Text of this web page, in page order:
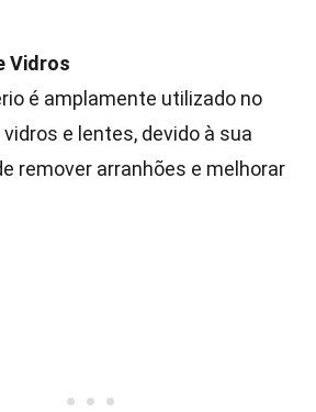
Vidros
é amplamente utilizado no
e lentes, devido à sua
remover arranhões e melhorar